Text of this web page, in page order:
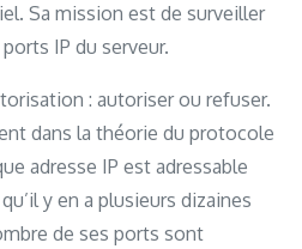
Sa mission est de surveiller
IP du serveur.
: autoriser ou refuser.
dans la théorie du protocole
adresse IP est adressable
y en a plusieurs dizaines
de ses ports sont